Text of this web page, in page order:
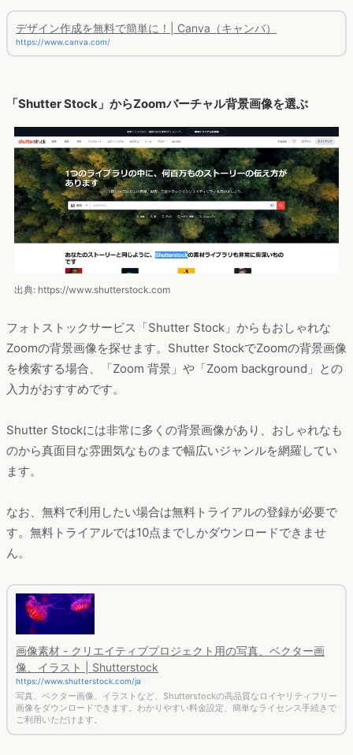
デザイン作成を無料で簡単に！| Canva（キャンバ）
https://www.canva.com/
「Shutter Stock」からZoomバーチャル背景画像を選ぶ
出典: https://www.shutterstock.com
フォトストックサービス「Shutter Stock」からもおしゃれな
Zoomの背景画像を探せます。Shutter StockでZoomの背景画像
を検索する場合、「Zoom 背景」や「Zoom background」との
入力がおすすめです。
Shutter Stockには非常に多くの背景画像があり、おしゃれなも
のから真面目な雰囲気なものまで幅広いジャンルを網羅してい
ます。
なお、無料で利用したい場合は無料トライアルの登録が必要で
す。無料トライアルでは10点までしかダウンロードできませ
ん。
画像素材 - クリエイティブプロジェクト用の写真、ベクター画
像、イラスト | Shutterstock
https://www.shutterstock.com/ja
写真、ベクター画像、イラストなど、Shutterstockの高品質なロイヤリティフリー
画像をダウンロードできます。わかりやすい料金設定、簡単なライセンス手続きで
ご利用いただけます。